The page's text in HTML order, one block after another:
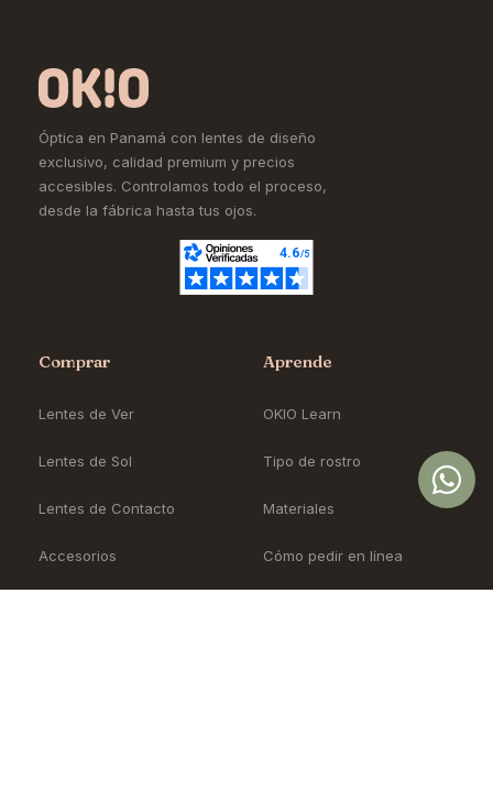
Óptica en Panamá con lentes de diseño
exclusivo, calidad premium y precios
accesibles. Controlamos todo el proceso,
desde la fábrica hasta tus ojos.
Comprar
Lentes de Ver
Lentes de Sol
Lentes de Contacto
Accesorios
Aprende
OKIO Learn
Tipo de rostro
Materiales
Cómo pedir en línea